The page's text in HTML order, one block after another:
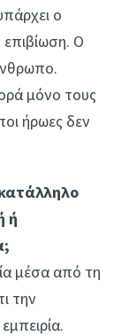
ο
Ο
μόνο τους
ήρωες δεν
ή
μέσα από τη
την